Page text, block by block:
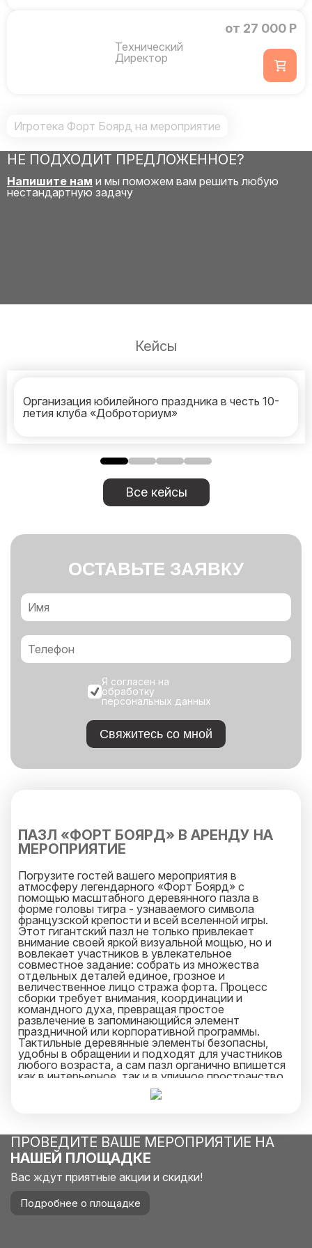
Технический
Директор
от 27 000 Р
Игротека Форт Боярд на мероприятие
НЕ ПОДХОДИТ ПРЕДЛОЖЕННОЕ?
Напишите нам и мы поможем вам решить любую
нестандартную задачу
Кейсы
Организация юбилейного праздника в честь 10-
летия клуба «Доброториум»
Все кейсы
ОСТАВЬТЕ ЗАЯВКУ
Я согласен на
обработку
персональных данных
Свяжитесь со мной
ПАЗЛ «ФОРТ БОЯРД» В АРЕНДУ НА
МЕРОПРИЯТИЕ
Погрузите гостей вашего мероприятия в
атмосферу легендарного «Форт Боярд» с
помощью масштабного деревянного пазла в
форме головы тигра - узнаваемого символа
французской крепости и всей вселенной игры.
Этот гигантский пазл не только привлекает
внимание своей яркой визуальной мощью, но и
вовлекает участников в увлекательное
совместное задание: собрать из множества
отдельных деталей единое, грозное и
величественное лицо стража форта. Процесс
сборки требует внимания, координации и
командного духа, превращая простое
развлечение в запоминающийся элемент
праздничной или корпоративной программы.
Тактильные деревянные элементы безопасны,
удобны в обращении и подходят для участников
любого возраста, а сам пазл органично впишется
как в интерьерное, так и в уличное пространство.
Арендуйте пазл «Форт Боярд» и подарите своей
аудитории не просто игру, а настоящий кусочек
ПРОВЕДИТЕ ВАШЕ МЕРОПРИЯТИЕ НА
НАШЕЙ ПЛОЩАДКЕ
Вас ждут приятные акции и скидки!
Подробнее о площадке